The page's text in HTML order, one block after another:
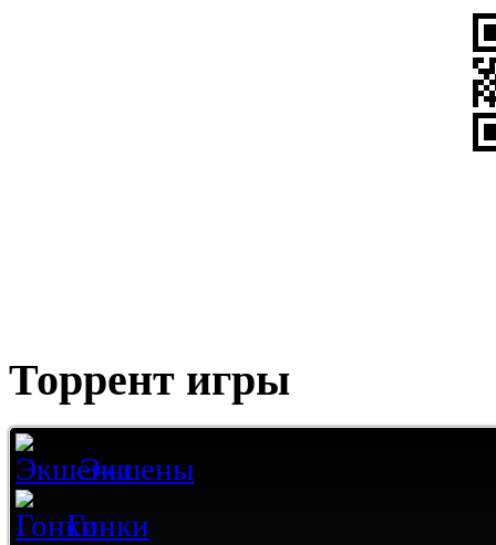
Торрент игры
Экшены
Гонки